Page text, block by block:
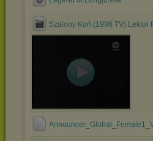
Szalony Koń (1996 TV) Lektor